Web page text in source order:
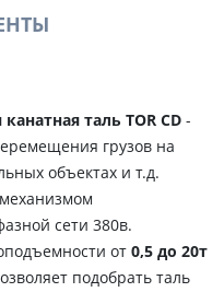
таль TOR CD -
грузов на
объектах и т.д.
сети 380в.
от 0,5 до 20т
подобрать таль